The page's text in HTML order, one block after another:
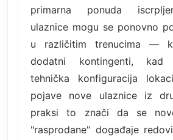
primarna ponuda
ulaznice mogu se ponovno
u različitim trenucima —
dodatni kontingenti, kad
tehnička konfiguracija
pojave nove ulaznice iz
praksi to znači da se
"rasprodane" događaje